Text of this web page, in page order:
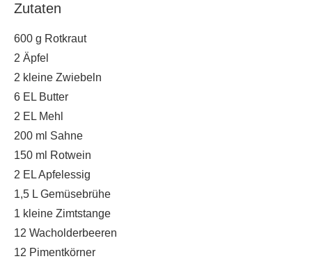
Zutaten
600 g Rotkraut
2 Äpfel
2 kleine Zwiebeln
6 EL Butter
2 EL Mehl
200 ml Sahne
150 ml Rotwein
2 EL Apfelessig
1,5 L Gemüsebrühe
1 kleine Zimtstange
12 Wacholderbeeren
12 Pimentkörner